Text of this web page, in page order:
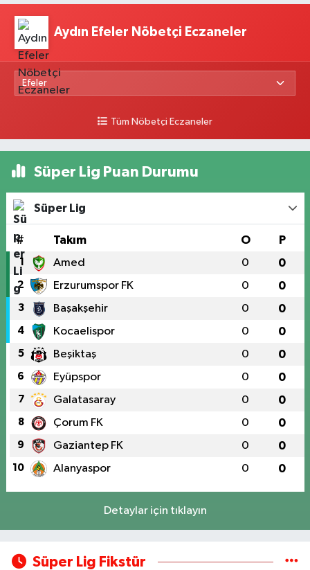
Aydın Efeler Nöbetçi Eczaneler
Tüm Nöbetçi Eczaneler
Süper Lig Puan Durumu
Süper Lig
# Takım O P
1 Amed 0 0
2 Erzurumspor FK 0 0
3 Başakşehir 0 0
4 Kocaelispor 0 0
5 Beşiktaş 0 0
6 Eyüpspor 0 0
7 Galatasaray 0 0
8 Çorum FK 0 0
9 Gaziantep FK 0 0
10 Alanyaspor 0 0
Detaylar için tıklayın
Süper Lig Fikstür